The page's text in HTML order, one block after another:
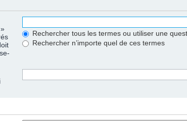
Rechercher tous les termes ou utiliser une
Rechercher n’importe quel de ces termes